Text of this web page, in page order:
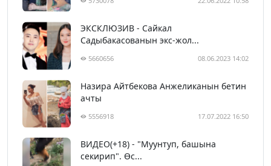
ЭКСКЛЮЗИВ - Сайкал
Садыбакасованын экс-жол...
5660656 08.06.2023 14:02
Назира Айтбекова Анжеликанын бетин
ачты
5556918 17.07.2022 16:50
ВИДЕО(+18) - "Муунтуп, башына
секирип". Өс...